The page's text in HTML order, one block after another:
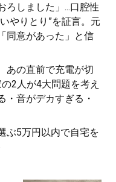
しました」...口腔性
やりとり”を証言。元
同意があった」と信
あの直前で充電が切
2人が4大問題を考え
・音がデカすぎる・
ぶ5万円以内で自宅を